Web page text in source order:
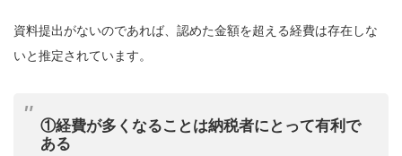
資料提出がないのであれば、認めた金額を超える経費は存在しな
いと推定されています。
①経費が多くなることは納税者にとって有利で
ある